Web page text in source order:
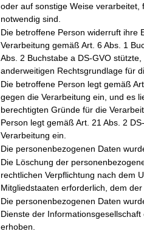
oder auf sonstige Weise verarbeitet,
notwendig sind.
Die betroffene Person widerruft ihre
Verarbeitung gemäß Art. 6 Abs. 1
Abs. 2 Buchstabe a DS-GVO
anderweitigen Rechtsgrundlage für
Die betroffene Person legt gemäß
gegen die Verarbeitung ein, und es
berechtigten Gründe für die
Person legt gemäß Art. 21 Abs. 2
Verarbeitung ein.
Die personenbezogenen Daten
Die Löschung der
rechtlichen Verpflichtung nach dem
Mitgliedstaaten erforderlich, dem
Die personenbezogenen Daten
Dienste der
erhoben.